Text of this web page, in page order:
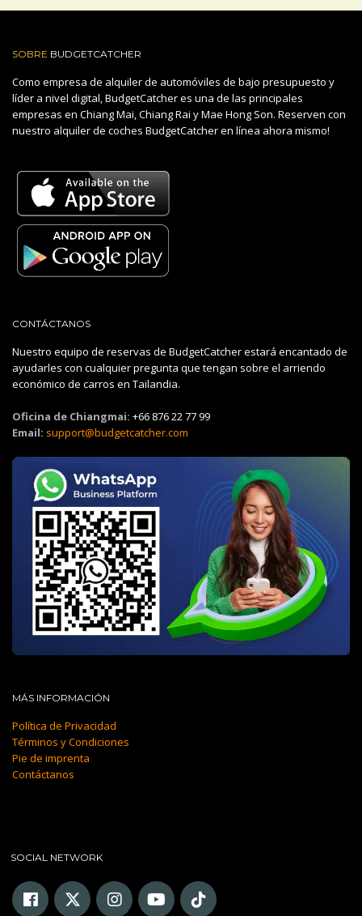
SOBRE BUDGETCATCHER
Como empresa de alquiler de automóviles de bajo presupuesto y
líder a nivel digital, BudgetCatcher es una de las principales
empresas en Chiang Mai, Chiang Rai y Mae Hong Son. Reserven con
nuestro alquiler de coches BudgetCatcher en línea ahora mismo!
CONTÁCTANOS
Nuestro equipo de reservas de BudgetCatcher estará encantado de
ayudarles con cualquier pregunta que tengan sobre el arriendo
económico de carros en Tailandia.
Oficina de Chiangmai: +66 876 22 77 99
Email: support@budgetcatcher.com
MÁS INFORMACIÓN
Política de Privacidad
Términos y Condiciones
Pie de imprenta
Contáctanos
SOCIAL NETWORK